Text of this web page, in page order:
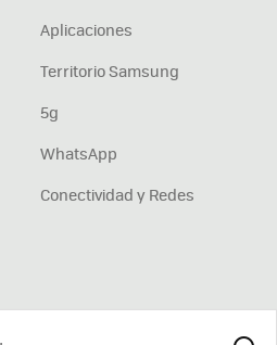
Aplicaciones
Territorio Samsung
5g
WhatsApp
Conectividad y Redes